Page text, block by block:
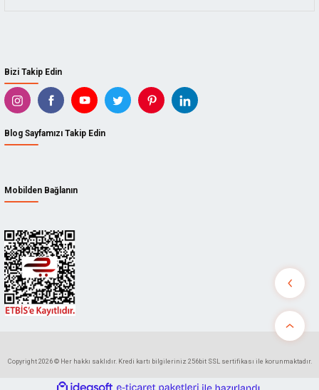
Bizi Takip Edin
Blog Sayfamızı Takip Edin
Mobilden Bağlanın
Copyright 2026 © Her hakkı saklıdır. Kredi kartı bilgileriniz 256bit SSL sertifikası ile korunmaktadır.
ideasoft e-